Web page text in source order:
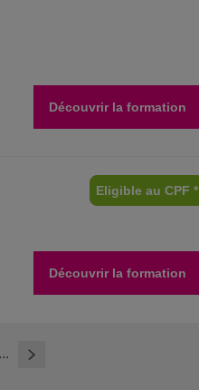
Découvrir la formation
Eligible au CPF *
Découvrir la formation
... >